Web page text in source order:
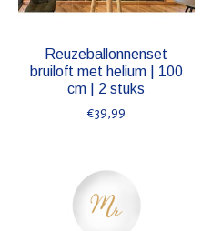
Reuzeballonnenset
bruiloft met helium | 100
cm | 2 stuks
€39,99